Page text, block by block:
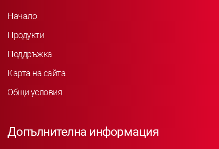
Начало
Продукти
Поддръжка
Карта на сайта
Общи условия
Допълнителна информация